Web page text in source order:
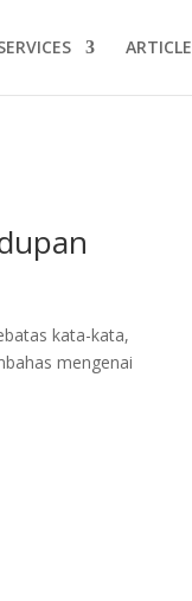
ARTICLE
kata-kata,
mengenai